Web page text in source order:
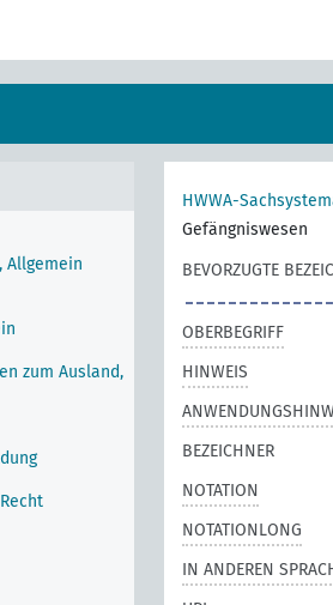
Allgemein
zum Ausland,
HWWA-
Gefängniswesen
BEVORZUGTE
OBERBEGRIFF
HINWEIS
BEZEICHNER
NOTATION
NOTATIONLONG
IN ANDEREN